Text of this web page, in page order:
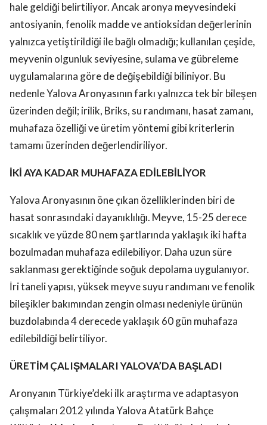
hale geldiği belirtiliyor. Ancak aronya meyvesindeki
antosiyanin, fenolik madde ve antioksidan değerlerinin
yalnızca yetiştirildiği ile bağlı olmadığı; kullanılan çeşide,
meyvenin olgunluk seviyesine, sulama ve gübreleme
uygulamalarına göre de değişebildiği biliniyor. Bu
nedenle Yalova Aronyasının farkı yalnızca tek bir bileşen
üzerinden değil; irilik, Briks, su randımanı, hasat zamanı,
muhafaza özelliği ve üretim yöntemi gibi kriterlerin
tamamı üzerinden değerlendiriliyor.
İKİ AYA KADAR MUHAFAZA EDİLEBİLİYOR
Yalova Aronyasının öne çıkan özelliklerinden biri de
hasat sonrasındaki dayanıklılığı. Meyve, 15-25 derece
sıcaklık ve yüzde 80 nem şartlarında yaklaşık iki hafta
bozulmadan muhafaza edilebiliyor. Daha uzun süre
saklanması gerektiğinde soğuk depolama uygulanıyor.
İri taneli yapısı, yüksek meyve suyu randımanı ve fenolik
bileşikler bakımından zengin olması nedeniyle ürünün
buzdolabında 4 derecede yaklaşık 60 gün muhafaza
edilebildiği belirtiliyor.
ÜRETİM ÇALIŞMALARI YALOVA’DA BAŞLADI
Aronyanın Türkiye’deki ilk araştırma ve adaptasyon
çalışmaları 2012 yılında Yalova Atatürk Bahçe